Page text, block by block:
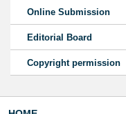
Online Submission
Editorial Board
Copyright permission